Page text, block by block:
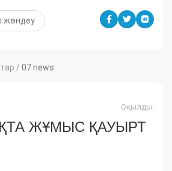
жөндеу
/ 07 news
Оқылды:
ЖҰМЫС ҚАУЫРТ